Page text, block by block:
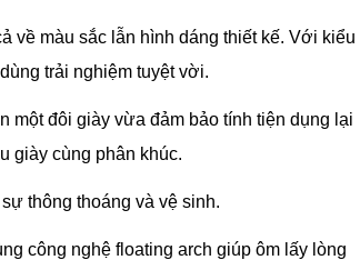
về màu sắc lẫn hình dáng thiết kế. Với kiểu
trải nghiệm tuyệt vời.
một đôi giày vừa đảm bảo tính tiện dụng lại
giày cùng phân khúc.
thông thoáng và vệ sinh.
công nghệ floating arch giúp ôm lấy lòng